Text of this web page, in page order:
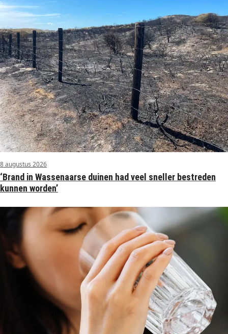
8 augustus 2026
‘Brand in Wassenaarse duinen had veel sneller bestreden
kunnen worden’